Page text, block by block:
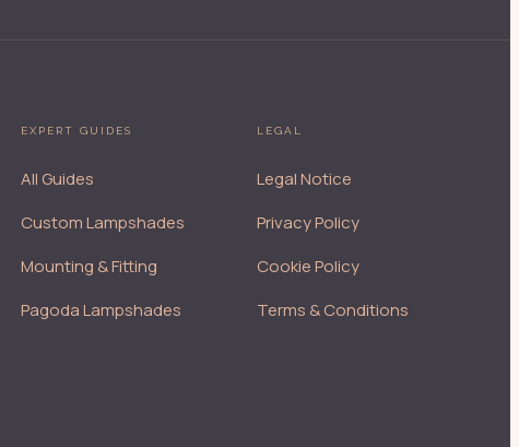
EXPERT GUIDES
All Guides
Custom Lampshades
Mounting & Fitting
Pagoda Lampshades
LEGAL
Legal Notice
Privacy Policy
Cookie Policy
Terms & Conditions